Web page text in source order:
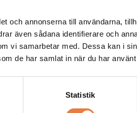
och annonserna till användarna,
även sådana identifierare och
vi samarbetar med. Dessa kan i
de har samlat in när du har
Statistik